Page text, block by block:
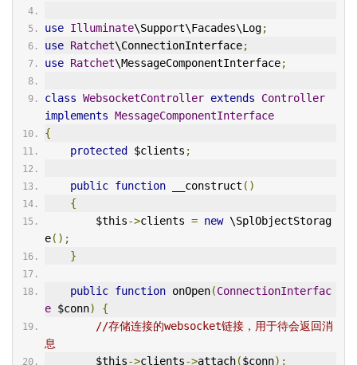
use Illuminate\Support\Facades\Log;
use Ratchet\ConnectionInterface;
use Ratchet\MessageComponentInterface;
class WebsocketController extends
Controller
implements MessageComponentInterface
{
protected
$clients ;
public function __construct ()
{
        $this
->clients = new \SplObjectStorag
e();
}
public function onOpen(ConnectionInterfac
e $conn)
{
//存储连接的websocket链接，用于待会返回消
息
        $this
->clients->attach($conn);